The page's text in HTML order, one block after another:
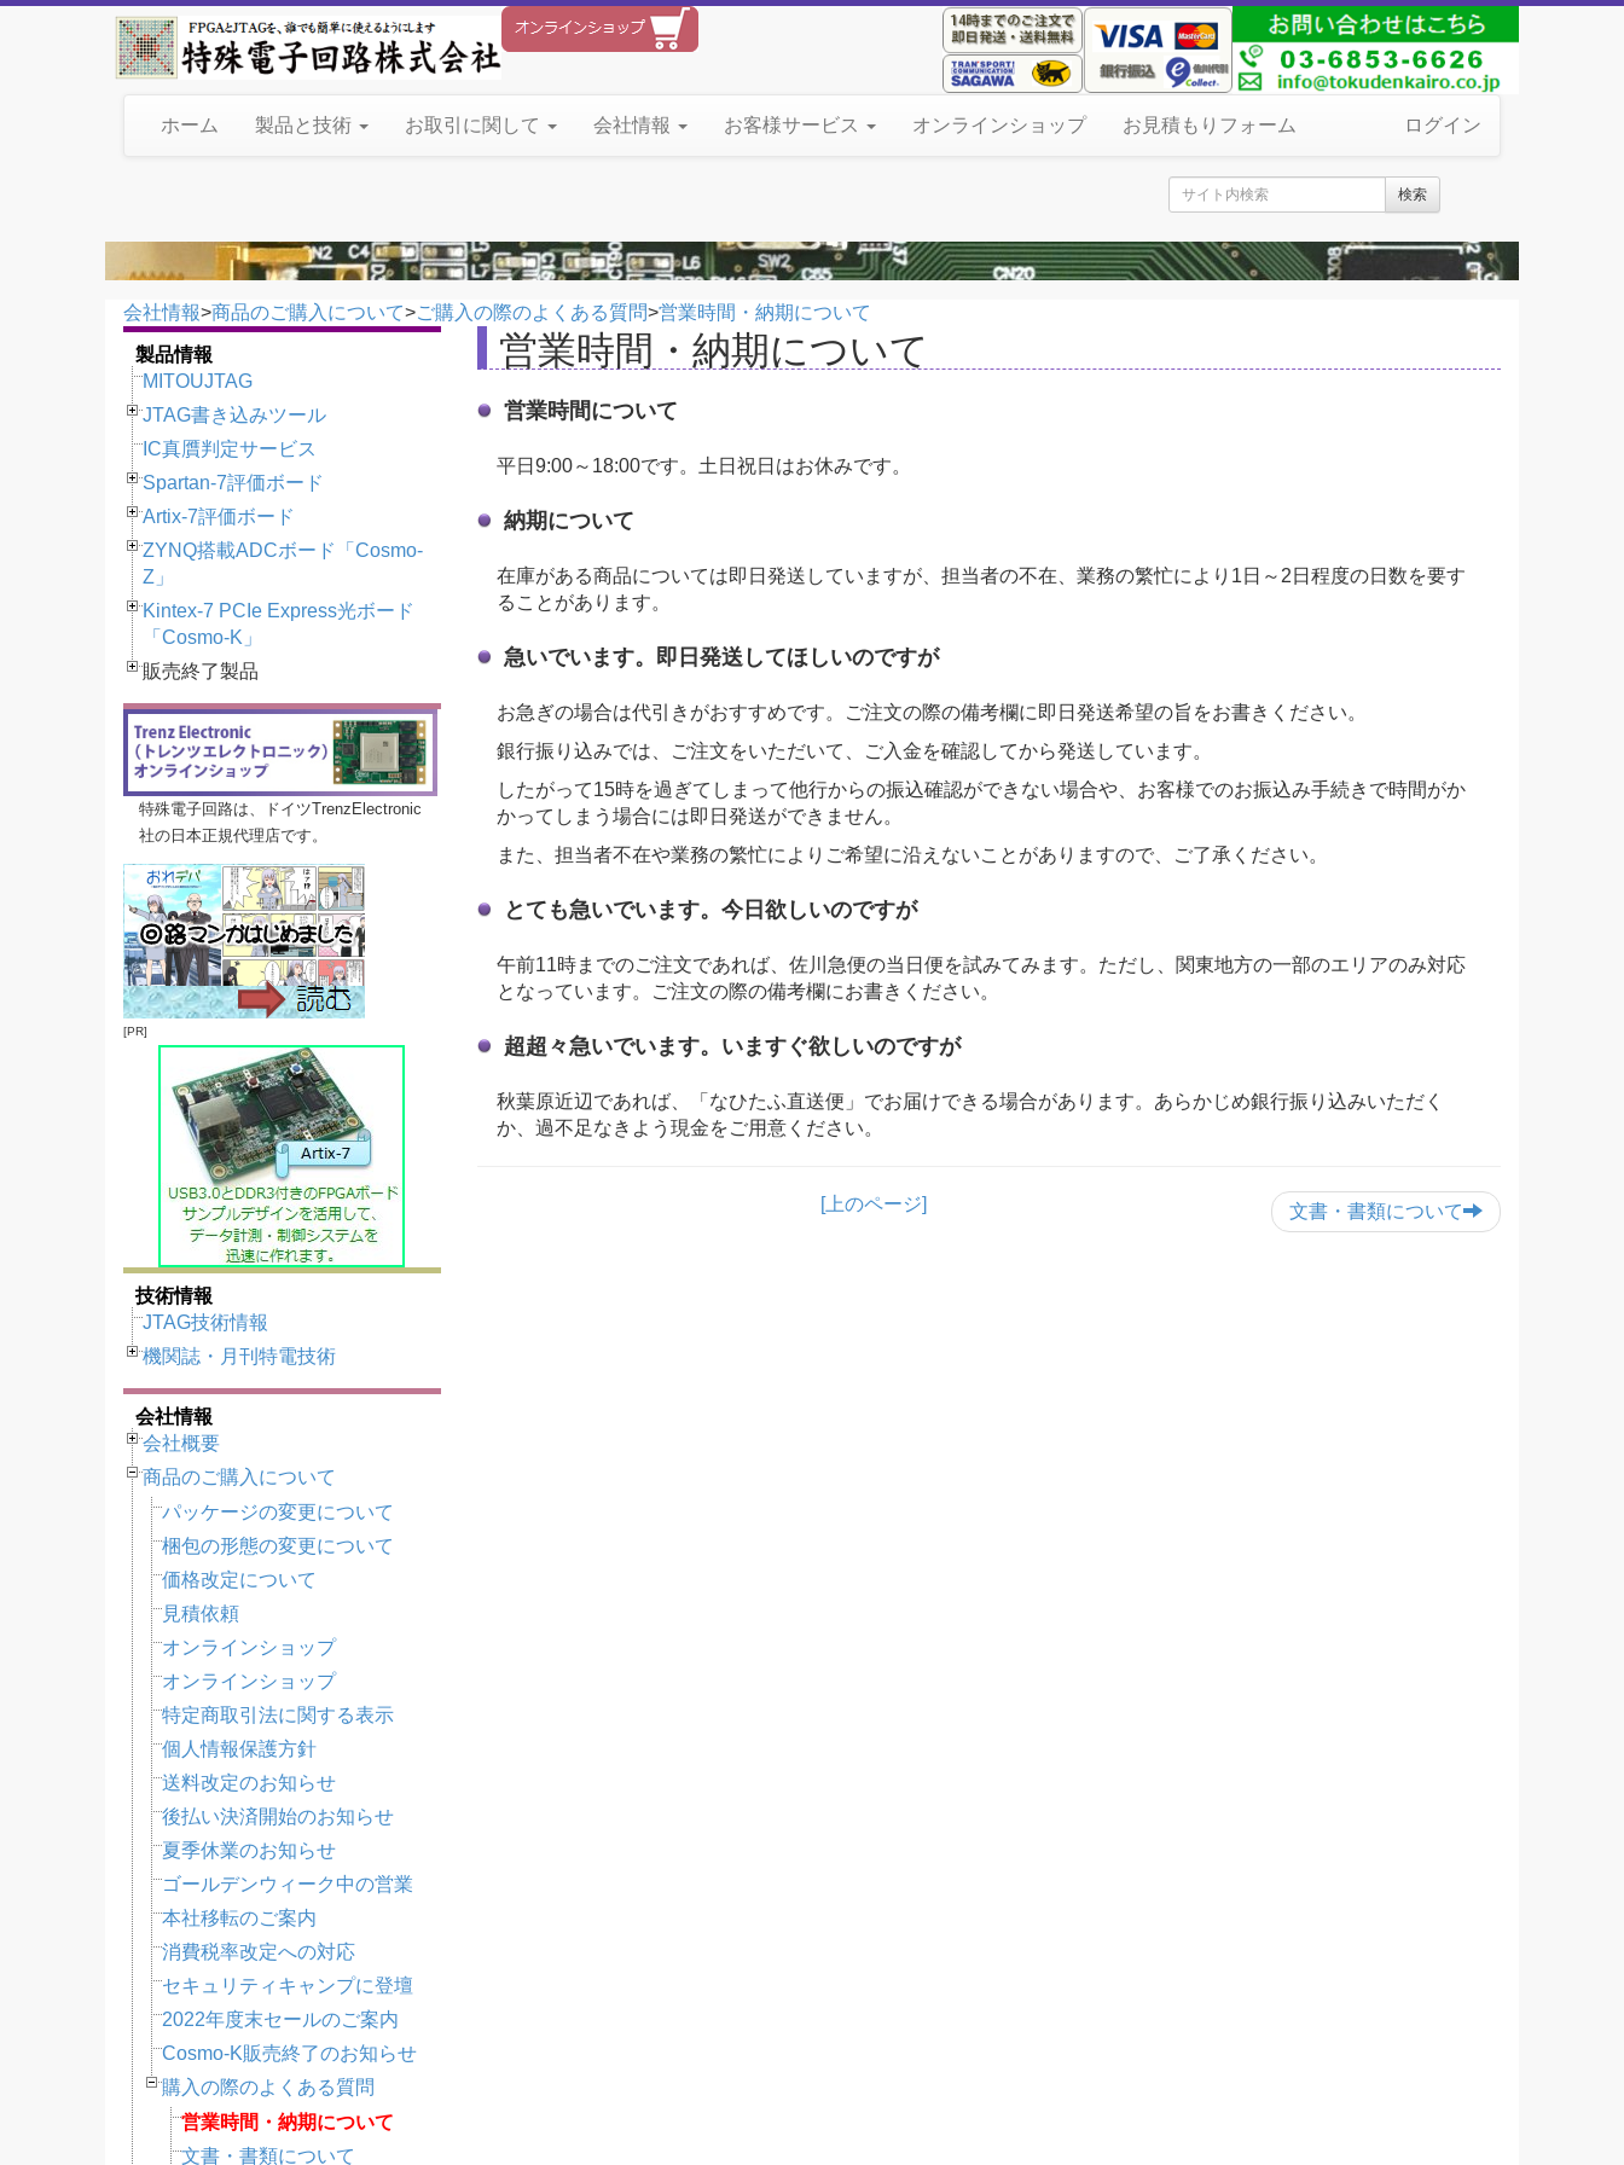
ホーム 製品と技術 お取引に関して 会社情報 お客様サービス オンラインショップ お見積もりフォーム ログイン
検索
会社情報>商品のご購入について>ご購入の際のよくある質問>営業時間・納期について
製品情報
MITOUJTAG
JTAG書き込みツール
IC真贋判定サービス
Spartan-7評価ボード
Artix-7評価ボード
ZYNQ搭載ADCボード「Cosmo-
Z」
Kintex-7 PCIe Express光ボード
「Cosmo-K」
販売終了製品
特殊電子回路は、ドイツTrenzElectronic
社の日本正規代理店です。
[PR]
技術情報
JTAG技術情報
機関誌・月刊特電技術
会社情報
会社概要
商品のご購入について
パッケージの変更について
梱包の形態の変更について
価格改定について
見積依頼
オンラインショップ
オンラインショップ
特定商取引法に関する表示
個人情報保護方針
送料改定のお知らせ
後払い決済開始のお知らせ
夏季休業のお知らせ
ゴールデンウィーク中の営業
本社移転のご案内
消費税率改定への対応
セキュリティキャンプに登壇
2022年度末セールのご案内
Cosmo-K販売終了のお知らせ
購入の際のよくある質問
営業時間・納期について
文書・書類について
営業時間・納期について
営業時間について
平日9:00～18:00です。土日祝日はお休みです。
納期について
在庫がある商品については即日発送していますが、担当者の不在、業務の繁忙により1日～2日程度の日数を要す
ることがあります。
急いでいます。即日発送してほしいのですが
お急ぎの場合は代引きがおすすめです。ご注文の際の備考欄に即日発送希望の旨をお書きください。
銀行振り込みでは、ご注文をいただいて、ご入金を確認してから発送しています。
したがって15時を過ぎてしまって他行からの振込確認ができない場合や、お客様でのお振込み手続きで時間がか
かってしまう場合には即日発送ができません。
また、担当者不在や業務の繁忙によりご希望に沿えないことがありますので、ご了承ください。
とても急いでいます。今日欲しいのですが
午前11時までのご注文であれば、佐川急便の当日便を試みてみます。ただし、関東地方の一部のエリアのみ対応
となっています。ご注文の際の備考欄にお書きください。
超超々急いでいます。いますぐ欲しいのですが
秋葉原近辺であれば、「なひたふ直送便」でお届けできる場合があります。あらかじめ銀行振り込みいただく
か、過不足なきよう現金をご用意ください。
文書・書類について
[上のページ]